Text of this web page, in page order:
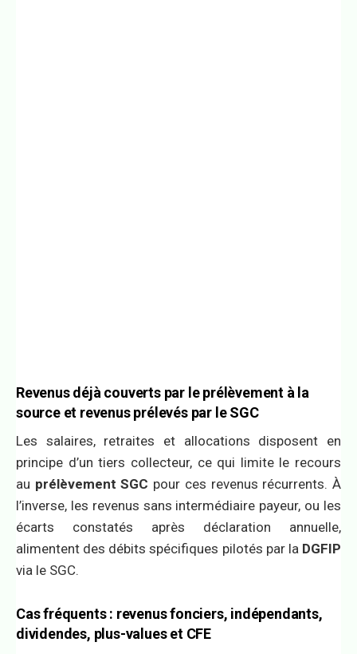
Revenus déjà couverts par le prélèvement à la
source et revenus prélevés par le SGC
Les salaires, retraites et allocations disposent en
principe d’un tiers collecteur, ce qui limite le recours
au prélèvement SGC pour ces revenus récurrents. À
l’inverse, les revenus sans intermédiaire payeur, ou les
écarts constatés après déclaration annuelle,
alimentent des débits spécifiques pilotés par la DGFIP
via le SGC.
Cas fréquents : revenus fonciers, indépendants,
dividendes, plus-values et CFE